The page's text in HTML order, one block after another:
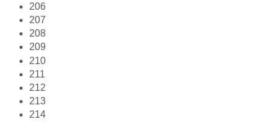
206
207
208
209
210
211
212
213
214